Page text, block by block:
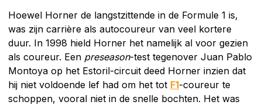
Hoewel Horner de langstzittende in de Formule 1 is,
was zijn carrière als autocoureur van veel kortere
duur. In 1998 hield Horner het namelijk al voor gezien
als coureur. Een preseason-test tegenover Juan Pablo
Montoya op het Estoril-circuit deed Horner inzien dat
hij niet voldoende lef had om het tot F1-coureur te
schoppen, vooral niet in de snelle bochten. Het was